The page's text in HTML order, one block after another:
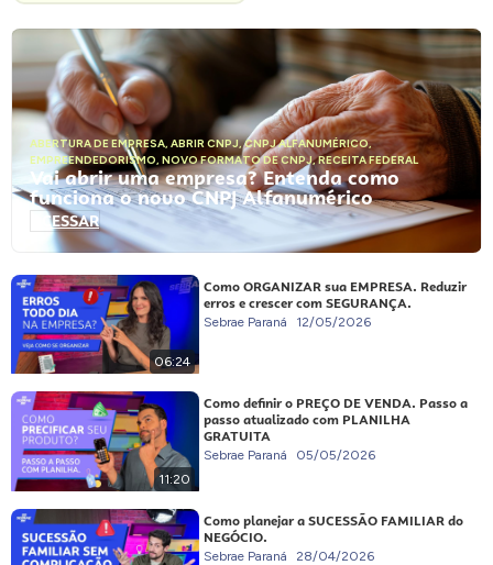
ABERTURA DE EMPRESA, ABRIR CNPJ,CNPJ ALFANUMÉRICO,
EMPREENDEDORISMO, NOVO FORMATO DE CNPJ,RECEITA FEDERAL
Vai abrir uma empresa? Entenda como
funciona o novo CNPJ Alfanumérico
ACESSAR
06:24
Como ORGANIZAR sua EMPRESA. Reduzir
erros e crescer com SEGURANÇA.
Sebrae Paraná 12/05/2026
11:20
Como definir o PREÇO DE VENDA. Passo a
passo atualizado com PLANILHA
GRATUITA
Sebrae Paraná 05/05/2026
Como planejar a SUCESSÃO FAMILIAR do
NEGÓCIO.
Sebrae Paraná 28/04/2026